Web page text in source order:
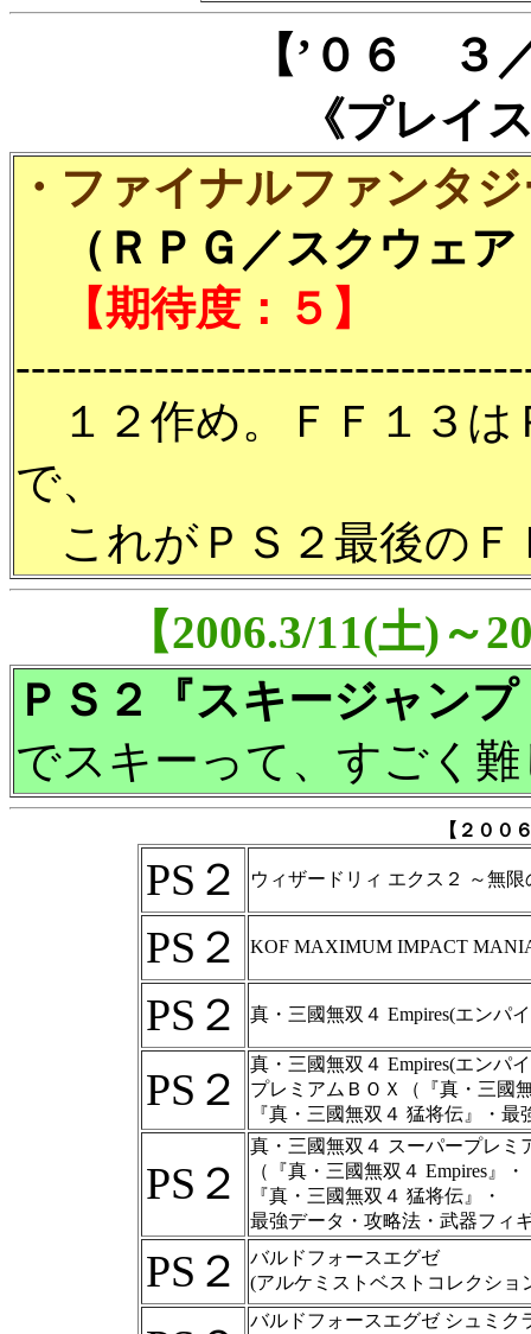
【’０６ ３
《プレイ
・ファイナルファンタ
（ＲＰＧ／スクウェア
【期待度：５】
１２作め。ＦＦ１３は
で、
これがＰＳ２最後のＦ
【2006.3/11(土)～
ＰＳ２『スキージャン
でスキーって、すごく
【２００
PS２ ウィザードリィ エクス２ ～無限
PS２ KOF MAXIMUM IMPACT
PS２ 真・三國無双４ Empires(エンパ
PS２
真・三國無双４ Empires(エンパ
プレミアムＢＯＸ（『真・三國
『真・三國無双４ 猛将伝』・
PS２
真・三國無双４ スーパープレミ
（『真・三國無双４ Empires』
『真・三國無双４ 猛将伝』・
最強データ・攻略法・武器フィ
PS２
バルドフォースエグゼ
(アルケミストベストコレクショ
バルドフォースエグゼ シュミク